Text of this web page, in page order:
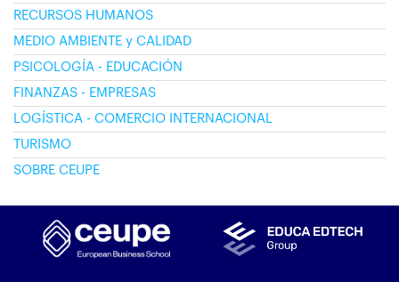
RECURSOS HUMANOS
MEDIO AMBIENTE y CALIDAD
PSICOLOGÍA - EDUCACIÓN
FINANZAS - EMPRESAS
LOGÍSTICA - COMERCIO INTERNACIONAL
TURISMO
SOBRE CEUPE